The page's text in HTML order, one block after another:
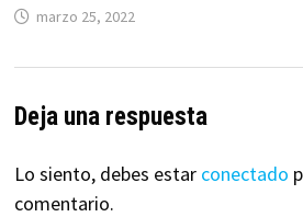
marzo 25, 2022
Deja una respuesta
Lo siento, debes estar conectado
comentario.